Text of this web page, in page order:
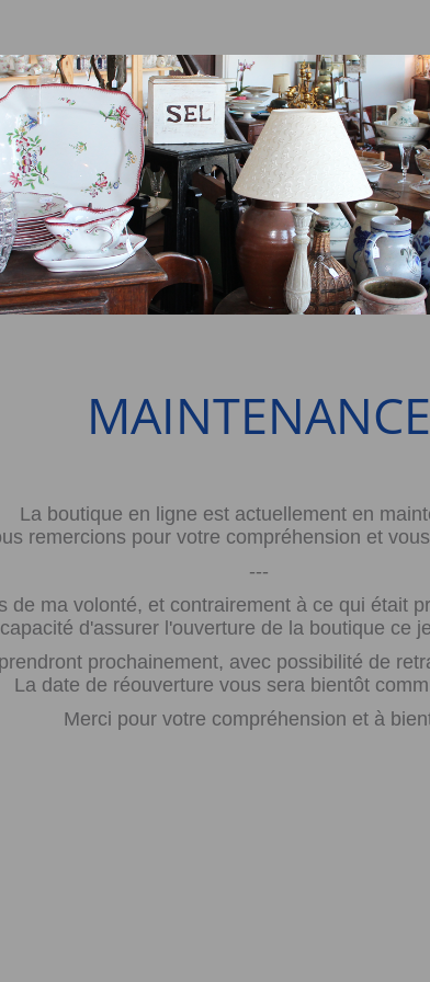
MAINTENANCE
La boutique en ligne est actuellement en
remercions pour votre compréhension et
---
de ma volonté, et contrairement à ce qui était
capacité d'assurer l'ouverture de la boutique ce
prochainement, avec possibilité de
La date de réouverture vous sera bientôt
Merci pour votre compréhension et à